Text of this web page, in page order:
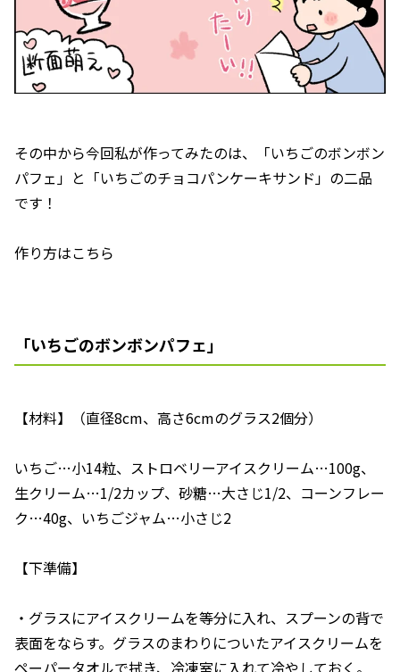
その中から今回私が作ってみたのは、「いちごのボンボン
パフェ」と「いちごのチョコパンケーキサンド」の二品
です！
作り方はこちら
「いちごのボンボンパフェ」
【材料】（直径8cm、高さ6cmのグラス2個分）
いちご…小14粒、ストロベリーアイスクリーム…100g、
生クリーム…1/2カップ、砂糖…大さじ1/2、コーンフレー
ク…40g、いちごジャム…小さじ2
【下準備】
・グラスにアイスクリームを等分に入れ、スプーンの背で
表面をならす。グラスのまわりについたアイスクリームを
ペーパータオルで拭き、冷凍室に入れて冷やしておく。